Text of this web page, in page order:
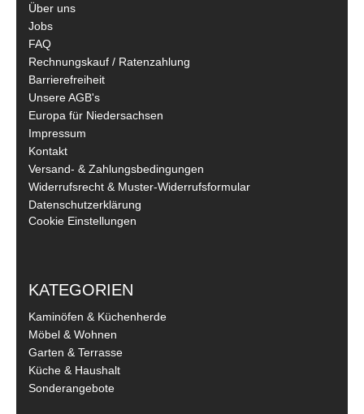
Über uns
Jobs
FAQ
Rechnungskauf / Ratenzahlung
Barrierefreiheit
Unsere AGB's
Europa für Niedersachsen
Impressum
Kontakt
Versand- & Zahlungsbedingungen
Widerrufsrecht & Muster-Widerrufsformular
Datenschutzerklärung
Cookie Einstellungen
KATEGORIEN
Kaminöfen & Küchenherde
Möbel & Wohnen
Garten & Terrasse
Küche & Haushalt
Sonderangebote